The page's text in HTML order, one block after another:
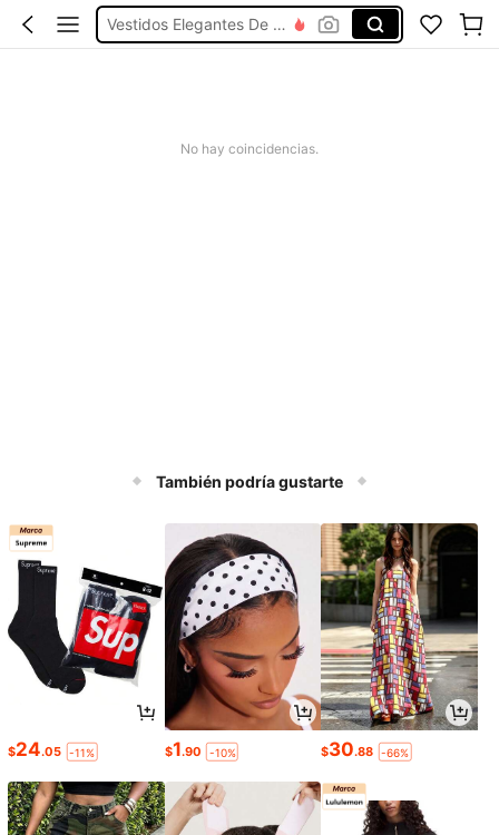
Vestidos Elegantes De Mujer
Electric Toothbrush
No hay coincidencias.
También podría gustarte
$24.05 -11% $1.90 -10% $30.88 -66%